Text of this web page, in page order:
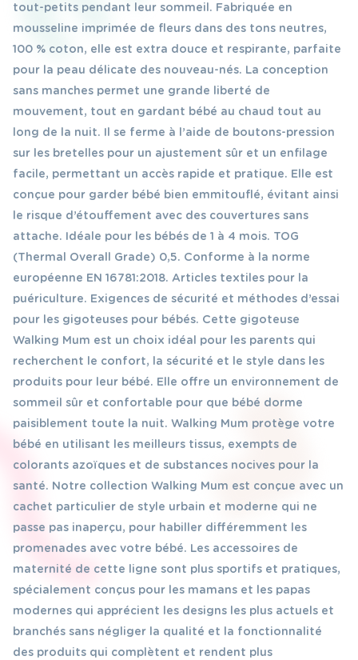
tout-petits pendant leur sommeil. Fabriquée en
mousseline imprimée de fleurs dans des tons neutres,
100 % coton, elle est extra douce et respirante, parfaite
pour la peau délicate des nouveau-nés. La conception
sans manches permet une grande liberté de
mouvement, tout en gardant bébé au chaud tout au
long de la nuit. Il se ferme à l’aide de boutons-pression
sur les bretelles pour un ajustement sûr et un enfilage
facile, permettant un accès rapide et pratique. Elle est
conçue pour garder bébé bien emmitouflé, évitant ainsi
le risque d’étouffement avec des couvertures sans
attache. Idéale pour les bébés de 1 à 4 mois. TOG
(Thermal Overall Grade) 0,5. Conforme à la norme
européenne EN 16781:2018. Articles textiles pour la
puériculture. Exigences de sécurité et méthodes d’essai
pour les gigoteuses pour bébés. Cette gigoteuse
Walking Mum est un choix idéal pour les parents qui
recherchent le confort, la sécurité et le style dans les
produits pour leur bébé. Elle offre un environnement de
sommeil sûr et confortable pour que bébé dorme
paisiblement toute la nuit. Walking Mum protège votre
bébé en utilisant les meilleurs tissus, exempts de
colorants azoïques et de substances nocives pour la
santé. Notre collection Walking Mum est conçue avec un
cachet particulier de style urbain et moderne qui ne
passe pas inaperçu, pour habiller différemment les
promenades avec votre bébé. Les accessoires de
maternité de cette ligne sont plus sportifs et pratiques,
spécialement conçus pour les mamans et les papas
modernes qui apprécient les designs les plus actuels et
branchés sans négliger la qualité et la fonctionnalité
des produits qui complètent et rendent plus